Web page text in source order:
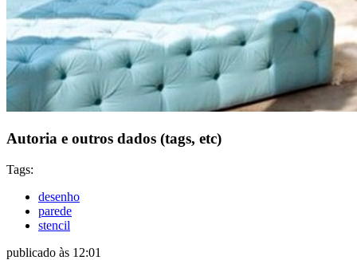
Autoria e outros dados (tags, etc)
Tags:
desenho
parede
stencil
publicado às 12:01